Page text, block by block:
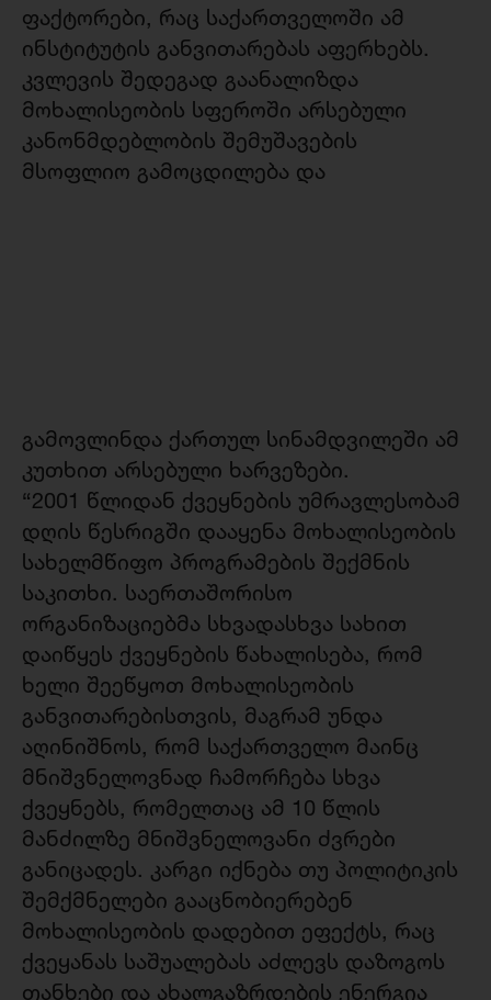
ფაქტორები, რაც საქართველოში ამ
ინსტიტუტის განვითარებას აფერხებს.
კვლევის შედეგად გაანალიზდა
მოხალისეობის სფეროში არსებული
კანონმდებლობის შემუშავების
მსოფლიო გამოცდილება და
გამოვლინდა ქართულ სინამდვილეში ამ
კუთხით არსებული ხარვეზები.
“2001 წლიდან ქვეყნების უმრავლესობამ
დღის წესრიგში დააყენა მოხალისეობის
სახელმწიფო პროგრამების შექმნის
საკითხი. საერთაშორისო
ორგანიზაციებმა სხვადასხვა სახით
დაიწყეს ქვეყნების წახალისება, რომ
ხელი შეეწყოთ მოხალისეობის
განვითარებისთვის, მაგრამ უნდა
აღინიშნოს, რომ საქართველო მაინც
მნიშვნელოვნად ჩამორჩება სხვა
ქვეყნებს, რომელთაც ამ 10 წლის
მანძილზე მნიშვნელოვანი ძვრები
განიცადეს. კარგი იქნება თუ პოლიტიკის
შემქმნელები გააცნობიერებენ
მოხალისეობის დადებით ეფექტს, რაც
ქვეყანას საშუალებას აძლევს დაზოგოს
თანხები და ახალგაზრდების ენერგია